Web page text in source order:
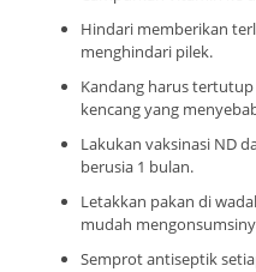
Hindari memberikan
menghindari pilek.
Kandang harus
kencang yang
Lakukan vaksinasi ND
berusia 1 bulan.
Letakkan pakan di
mudah
Semprot antiseptik